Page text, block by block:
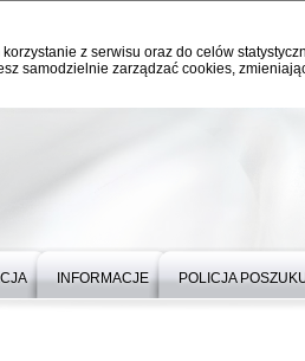
z serwisu oraz do celów
samodzielnie zarządzać cookies,
INFORMACJE POLICJA